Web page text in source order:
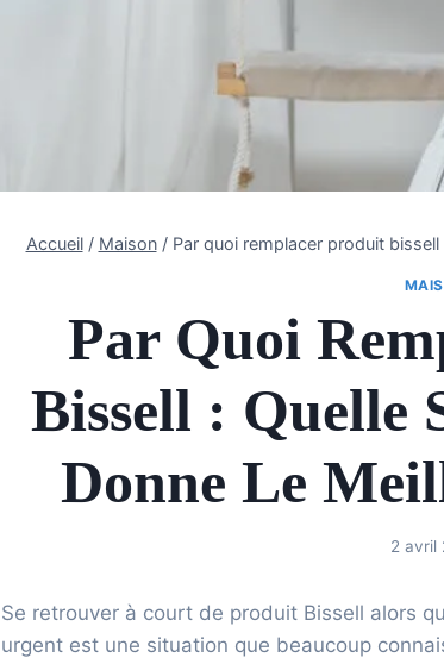
Accueil / Maison / Par quoi remplacer produit
Par Quoi
Bissell : Quelle
Donne Le
2 avril
Se retrouver à court de produit Bissell alors
urgent est une situation que beaucoup